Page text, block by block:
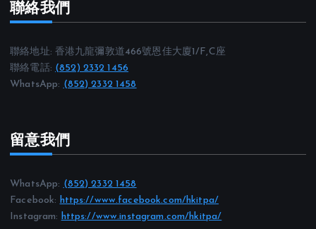
聯絡我們
聯絡地址: 香港九龍彌敦道466號恩佳大廈1/F,C座
聯絡電話: (852) 2332 1456
WhatsApp: (852) 2332 1458
留意我們
WhatsApp: (852) 2332 1458
Facebook: https://www.facebook.com/hkitpa/
Instagram: https://www.instagram.com/hkitpa/